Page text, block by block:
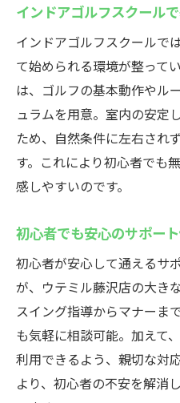
藤沢駅近くで通い
クール
24時間営業の利
初心者歓迎のサ
無料貸出クラブ
忙しい人にも最
最新設備で快適な
に登場
インドアゴルフ
安心感
初心者が通いや
24時間営業でラ
い
通い放題プラン
インドアゴルフスクール
インドアゴルフスクールで
て始められる環境が整って
は、ゴルフの基本動作やル
ュラムを用意。室内の安定
ため、自然条件に左右され
す。これにより初心者でも
感しやすいのです。
初心者でも安心のサポー
初心者が安心して通えるサ
が、ウテミル藤沢店の大き
スイング指導からマナーま
も気軽に相談可能。加えて
利用できるよう、親切な対
より、初心者の不安を解消